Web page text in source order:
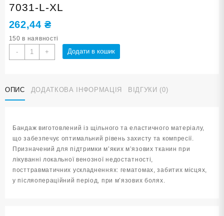
7031-L-XL
262,44₴
150 в наявності
-
Бандаж
гомілки
L-
XL
L-
+ Додати в кошик
ОПИС ДОДАТКОВА ІНФОРМАЦІЯ ВІДГУКИ (0)
Бандаж виготовлений із щільного та еластичного матеріалу,
що забезпечує оптимальний рівень захисту та компресії.
Призначений для підтримки м’яких м’язових тканин при
лікуванні локальної венозної недостатності,
посттравматичних ускладненнях: гематомах, забитих місцях,
у післяопераційний період, при м’язових болях.